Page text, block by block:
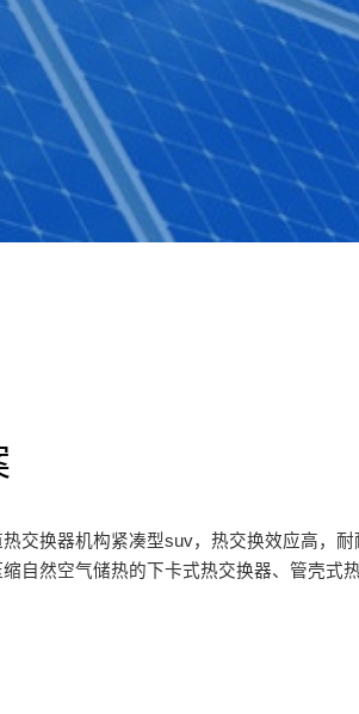
交换器机构紧凑型suv，热交换效应高，耐
自然空气储热的下卡式热交换器、管壳式